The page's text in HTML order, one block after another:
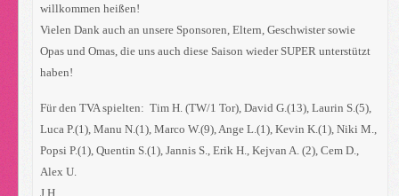
willkommen heißen!
Vielen Dank auch an unsere Sponsoren, Eltern, Geschwister sowie
Opas und Omas, die uns auch diese Saison wieder SUPER unterstützt
haben!
Für den TVA spielten: Tim H. (TW/1 Tor), David G.(13), Laurin S.(5),
Luca P.(1), Manu N.(1), Marco W.(9), Ange L.(1), Kevin K.(1), Niki M.,
Popsi P.(1), Quentin S.(1), Jannis S., Erik H., Kejvan A. (2), Cem D.,
Alex U.
J.H.